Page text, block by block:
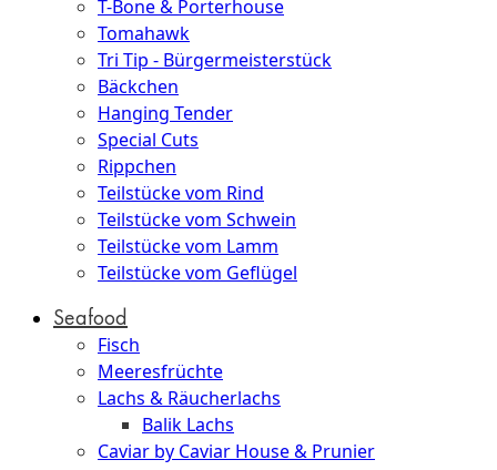
T-Bone & Porterhouse
Tomahawk
Tri Tip - Bürgermeisterstück
Bäckchen
Hanging Tender
Special Cuts
Rippchen
Teilstücke vom Rind
Teilstücke vom Schwein
Teilstücke vom Lamm
Teilstücke vom Geflügel
Seafood
Fisch
Meeresfrüchte
Lachs & Räucherlachs
Balik Lachs
Caviar by Caviar House & Prunier